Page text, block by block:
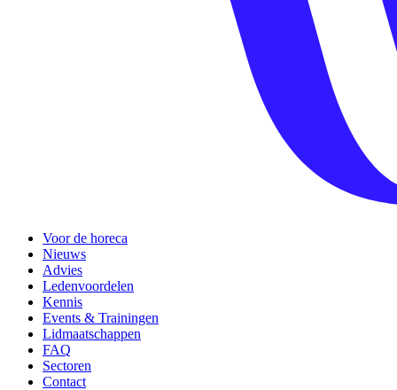
Voor de horeca
Nieuws
Advies
Ledenvoordelen
Kennis
Events & Trainingen
Lidmaatschappen
FAQ
Sectoren
Contact